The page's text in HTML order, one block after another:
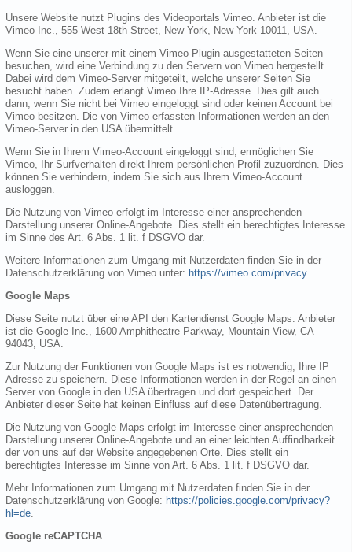
Unsere Website nutzt Plugins des Videoportals Vimeo. Anbieter ist die
Vimeo Inc., 555 West 18th Street, New York, New York 10011, USA.
Wenn Sie eine unserer mit einem Vimeo-Plugin ausgestatteten Seiten
besuchen, wird eine Verbindung zu den Servern von Vimeo hergestellt.
Dabei wird dem Vimeo-Server mitgeteilt, welche unserer Seiten Sie
besucht haben. Zudem erlangt Vimeo Ihre IP-Adresse. Dies gilt auch
dann, wenn Sie nicht bei Vimeo eingeloggt sind oder keinen Account bei
Vimeo besitzen. Die von Vimeo erfassten Informationen werden an den
Vimeo-Server in den USA übermittelt.
Wenn Sie in Ihrem Vimeo-Account eingeloggt sind, ermöglichen Sie
Vimeo, Ihr Surfverhalten direkt Ihrem persönlichen Profil zuzuordnen. Dies
können Sie verhindern, indem Sie sich aus Ihrem Vimeo-Account
ausloggen.
Die Nutzung von Vimeo erfolgt im Interesse einer ansprechenden
Darstellung unserer Online-Angebote. Dies stellt ein berechtigtes Interesse
im Sinne des Art. 6 Abs. 1 lit. f DSGVO dar.
Weitere Informationen zum Umgang mit Nutzerdaten finden Sie in der
Datenschutzerklärung von Vimeo unter: https://vimeo.com/privacy.
Google Maps
Diese Seite nutzt über eine API den Kartendienst Google Maps. Anbieter
ist die Google Inc., 1600 Amphitheatre Parkway, Mountain View, CA
94043, USA.
Zur Nutzung der Funktionen von Google Maps ist es notwendig, Ihre IP
Adresse zu speichern. Diese Informationen werden in der Regel an einen
Server von Google in den USA übertragen und dort gespeichert. Der
Anbieter dieser Seite hat keinen Einfluss auf diese Datenübertragung.
Die Nutzung von Google Maps erfolgt im Interesse einer ansprechenden
Darstellung unserer Online-Angebote und an einer leichten Auffindbarkeit
der von uns auf der Website angegebenen Orte. Dies stellt ein
berechtigtes Interesse im Sinne von Art. 6 Abs. 1 lit. f DSGVO dar.
Mehr Informationen zum Umgang mit Nutzerdaten finden Sie in der
Datenschutzerklärung von Google: https://policies.google.com/privacy?
hl=de
Google reCAPTCHA